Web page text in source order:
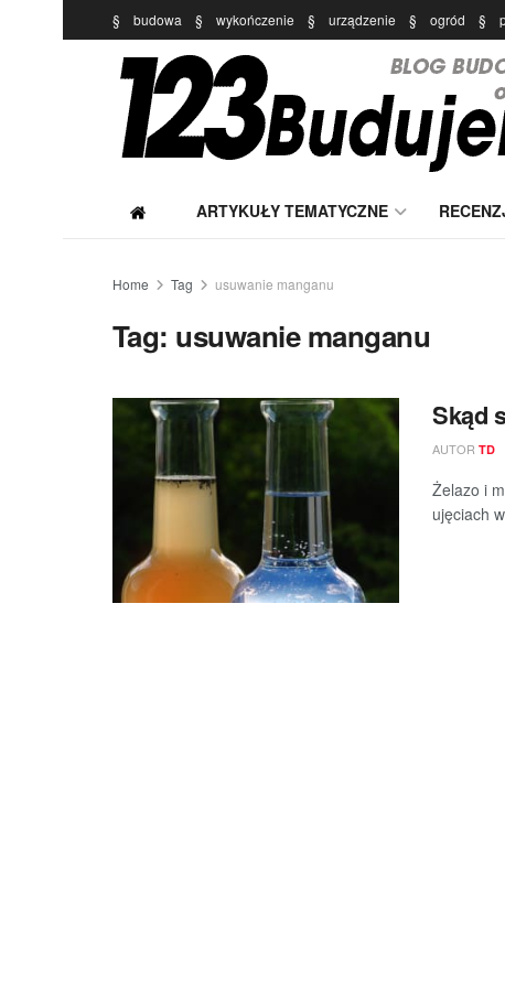
§ budowa § wykończenie § urządzenie § ogród §
ARTYKUŁY TEMATYCZNE
Home Tag usuwanie manganu
Tag: usuwanie manganu
Skąd
AUTOR TD
Żelazo i
ujęciach